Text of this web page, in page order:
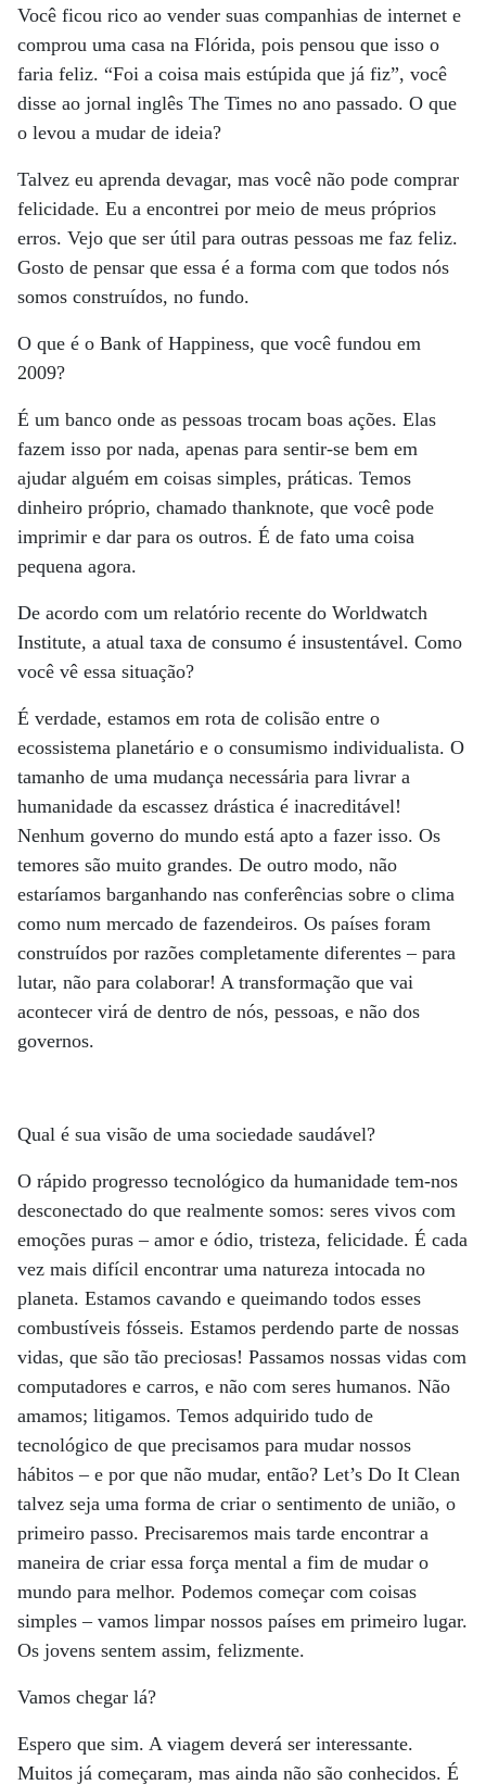
Você ficou rico ao vender suas companhias de internet e
comprou uma casa na Flórida, pois pensou que isso o
faria feliz. “Foi a coisa mais estúpida que já fiz”, você
disse ao jornal inglês The Times no ano passado. O que
o levou a mudar de ideia?
Talvez eu aprenda devagar, mas você não pode comprar
felicidade. Eu a encontrei por meio de meus próprios
erros. Vejo que ser útil para outras pessoas me faz feliz.
Gosto de pensar que essa é a forma com que todos nós
somos construídos, no fundo.
O que é o Bank of Happiness, que você fundou em
2009?
É um banco onde as pessoas trocam boas ações. Elas
fazem isso por nada, apenas para sentir-se bem em
ajudar alguém em coisas simples, práticas. Temos
dinheiro próprio, chamado thanknote, que você pode
imprimir e dar para os outros. É de fato uma coisa
pequena agora.
De acordo com um relatório recente do Worldwatch
Institute, a atual taxa de consumo é insustentável. Como
você vê essa situação?
É verdade, estamos em rota de colisão entre o
ecossistema planetário e o consumismo individualista. O
tamanho de uma mudança necessária para livrar a
humanidade da escassez drástica é inacreditável!
Nenhum governo do mundo está apto a fazer isso. Os
temores são muito grandes. De outro modo, não
estaríamos barganhando nas conferências sobre o clima
como num mercado de fazendeiros. Os países foram
construídos por razões completamente diferentes – para
lutar, não para colaborar! A transformação que vai
acontecer virá de dentro de nós, pessoas, e não dos
governos.
Qual é sua visão de uma sociedade saudável?
O rápido progresso tecnológico da humanidade tem-nos
desconectado do que realmente somos: seres vivos com
emoções puras – amor e ódio, tristeza, felicidade. É cada
vez mais difícil encontrar uma natureza intocada no
planeta. Estamos cavando e queimando todos esses
combustíveis fósseis. Estamos perdendo parte de nossas
vidas, que são tão preciosas! Passamos nossas vidas com
computadores e carros, e não com seres humanos. Não
amamos; litigamos. Temos adquirido tudo de
tecnológico de que precisamos para mudar nossos
hábitos – e por que não mudar, então? Let’s Do It Clean
talvez seja uma forma de criar o sentimento de união, o
primeiro passo. Precisaremos mais tarde encontrar a
maneira de criar essa força mental a fim de mudar o
mundo para melhor. Podemos começar com coisas
simples – vamos limpar nossos países em primeiro lugar.
Os jovens sentem assim, felizmente.
Vamos chegar lá?
Espero que sim. A viagem deverá ser interessante.
Muitos já começaram, mas ainda não são conhecidos. É